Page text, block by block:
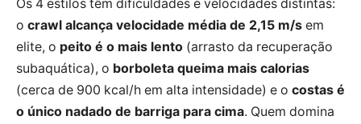
Os 4 estilos têm dificuldades e velocidades distintas:
o crawl alcança velocidade média de 2,15 m/s em
elite, o peito é o mais lento (arrasto da recuperação
subaquática), o borboleta queima mais calorias
(cerca de 900 kcal/h em alta intensidade) e o costas é
o único nadado de barriga para cima. Quem domina